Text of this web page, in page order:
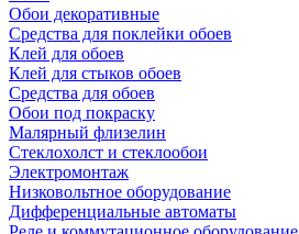
Обои декоративные
Средства для поклейки обоев
Клей для обоев
Клей для стыков обоев
Средства для обоев
Обои под покраску
Малярный флизелин
Стеклохолст и стеклообои
Электромонтаж
Низковольтное оборудование
Дифференциальные автоматы